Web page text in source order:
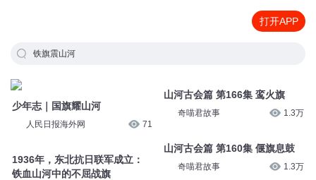
打开APP
铁旗震山河
少年志｜国旗耀山河
人民日报海外网 71
1936年，东北抗日联军成立：
铁血山河中的不屈战旗
山河古会篇 第166集 鸾火旗
奇喵君故事 1.3万
山河古会篇 第160集 偃旗息鼓
奇喵君故事 1.3万